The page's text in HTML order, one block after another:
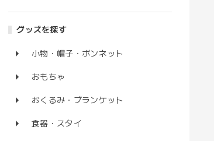
グッズを探す
小物・帽子・ボンネット
おもちゃ
おくるみ・ブランケット
食器・スタイ